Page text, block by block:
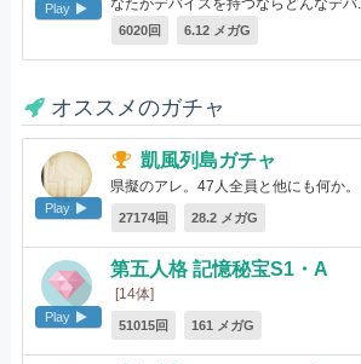
Play
[10体]
6020回 6.12 メガG
オススメのガチャ
Play
凱風列島ガチャ
県擬のアレ。47人全員と他にも何か。
27174回 28.2 メガG
Play
第五人格 記憶秘宝S1・A
[14体]
51015回 161 メガG